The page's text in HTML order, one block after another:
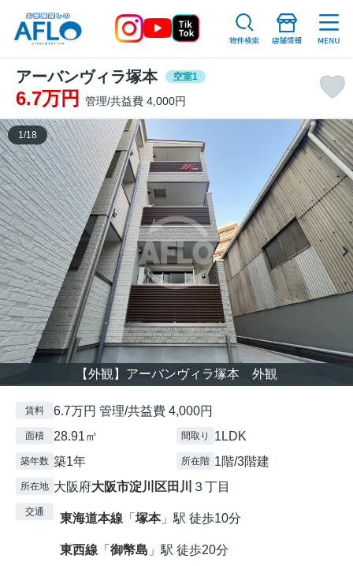
アーバンヴィラ塚本 空室1
6.7万円 管理/共益費 4,000円
【外観】アーバンヴィラ塚本 外観
1 /18
賃料 6.7万円 管理/共益費 4,000円
面積 28.91㎡ 間取り 1LDK
築年数 築1年 所在階 1階/3階建
所在地 大阪府大阪市淀川区田川 ３丁目
交通 東海道本線 「 塚本」駅 徒歩10分
東西線 「 御幣島 」駅 徒歩20分